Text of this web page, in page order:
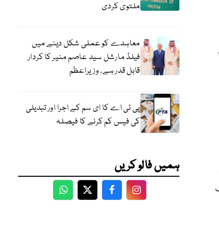
2024 تک
ملتوی کردی
معاہدے کو عملی شکل دینے میں
فیلڈ مارشل سید عاصم منیر کا کردار
قابل قدر ہے، وزیراعظم
پی ٹی اے کا ای سم کے اجرا اور تبدیلی
کی فیس کم کرنے کا فیصلہ
ہمیں فالو کریں
WhatsApp
TwitterFacebookFacebook